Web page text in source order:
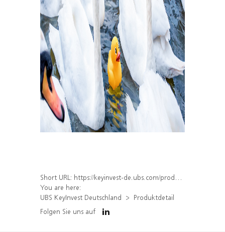
Short URL: https://keyinvest-de.ubs.com/produkt/detail/index/isin/DE000WA5ENW9
You are here:
UBS KeyInvest Deutschland
Produktdetail
Folgen Sie uns auf